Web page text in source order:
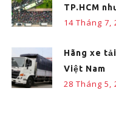
TP.HCM
14 Tháng 7,
Hãng xe
Việt Nam
28 Tháng 5,